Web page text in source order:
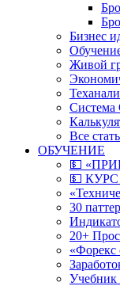
Бизнес
Живой
Система
Все
ОБУЧЕНИЕ
💵
💵
30
20+